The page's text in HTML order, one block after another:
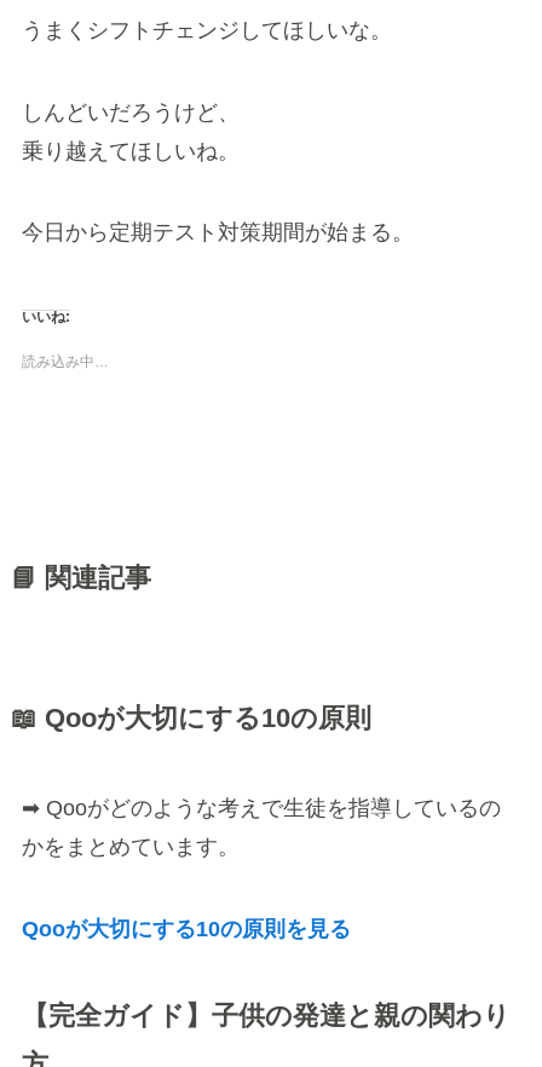
うまくシフトチェンジしてほしいな。
しんどいだろうけど、
乗り越えてほしいね。
今日から定期テスト対策期間が始まる。
いいね:
読み込み中…
📘 関連記事
📖 Qooが大切にする10の原則
➡ Qooがどのような考えで生徒を指導しているの
かをまとめています。
Qooが大切にする10の原則を見る
【完全ガイド】子供の発達と親の関わり